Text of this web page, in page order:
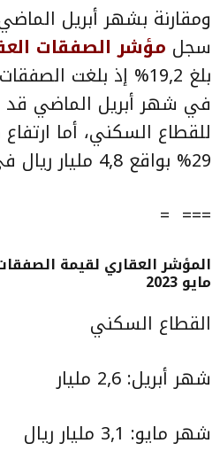
ومقارنة بشهر أبريل
سجل مؤشر الصفقات
بلغ 19,2% إذ بلغت
للقطاع السكني، أما
29% بواقع 4,8 مليار ريال في نفس الشهر.
=== =
المؤشر العقاري لقيمة
مايو 2023
القطاع السكني
شهر أبريل: 2,6 مليار
شهر مايو: 3,1 مليار ريال